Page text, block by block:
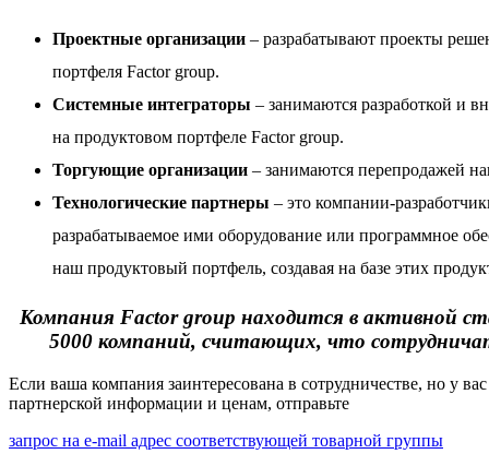
Проектные организации – разрабатывают проекты
портфеля Factor group.
Системные интеграторы – занимаются разработкой и
на продуктовом портфеле Factor group.
Торгующие организации – занимаются перепродажей
Технологические партнеры – это компании-
разрабатываемое ими оборудование или программное
наш продуктовый портфель, создавая на базе этих
Компания Factor group находится в активной
5000 компаний, считающих, что
Если ваша компания заинтересована в сотрудничестве, но у
партнерской информации и ценам, отправьте
запрос на e-mail адрес соответствующей товарной группы